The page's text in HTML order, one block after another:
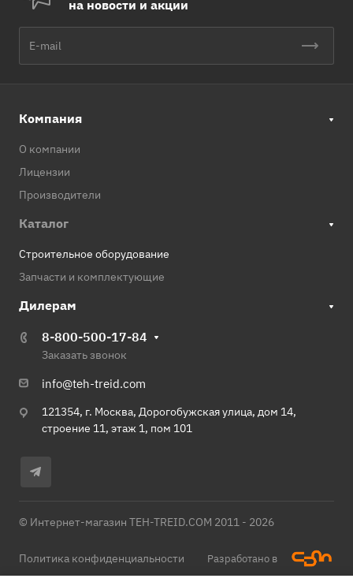
на новости и акции
Компания
О компании
Лицензии
Производители
Каталог
Строительное оборудование
Запчасти и комплектующие
Дилерам
8-800-500-17-84
Заказать звонок
info@teh-treid.com
121354, г. Москва, Дорогобужская улица, дом 14,
строение 11, этаж 1, пом 101
© Интернет-магазин TEH-TREID.COM 2011 - 2026
Политика конфиденциальности Разработано в